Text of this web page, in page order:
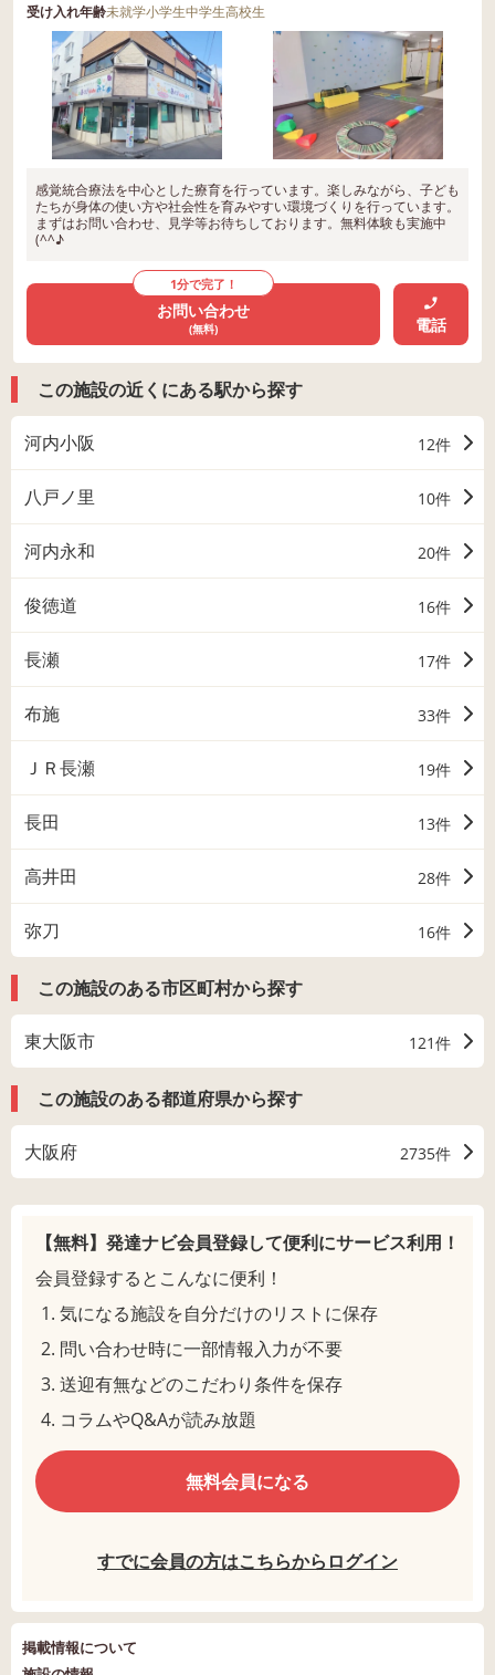
受け入れ年齢未就学小学生中学生高校生
感覚統合療法を中心とした療育を行っています。楽しみながら、子ども
たちが身体の使い方や社会性を育みやすい環境づくりを行っています。
まずはお問い合わせ、見学等お待ちしております。無料体験も実施中
(^^♪
1分で完了！
お問い合わせ
(無料) 電話
この施設の近くにある駅から探す
河内小阪 12件
八戸ノ里 10件
河内永和 20件
俊徳道 16件
長瀬 17件
布施 33件
ＪＲ長瀬 19件
長田 13件
高井田 28件
弥刀 16件
この施設のある市区町村から探す
東大阪市 121件
この施設のある都道府県から探す
大阪府 2735件
【無料】発達ナビ会員登録して便利にサービス利用！
会員登録するとこんなに便利！
気になる施設を自分だけのリストに保存
問い合わせ時に一部情報入力が不要
送迎有無などのこだわり条件を保存
コラムやQ&Aが読み放題
無料会員になる
すでに会員の方はこちらからログイン
掲載情報について